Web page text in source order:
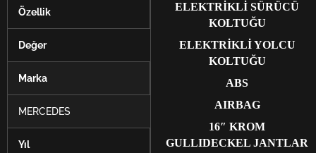
Özellik
Değer
Marka
MERCEDES
Yıl
ELEKTRİKLİ SÜRÜCÜ
KOLTUĞU
ELEKTRİKLİ YOLCU
KOLTUĞU
ABS
AIRBAG
16″ KROM
GULLIDECKEL JANTLAR